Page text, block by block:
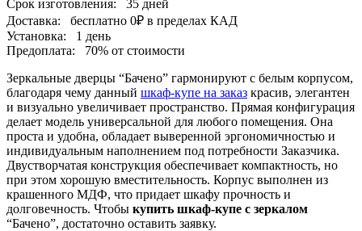
Срок изготовления:
35 дней
Доставка:
бесплатно 0₽ в пределах КАД
Установка:
1 день
Предоплата:
70% от стоимости
Зеркальные дверцы “Бачено” гармонируют с белым корпусом,
благодаря чему данный шкаф-купе на заказ красив, элегантен
и визуально увеличивает пространство. Прямая конфигурация
делает модель универсальной для любого помещения. Она
проста и удобна, обладает выверенной эргономичностью и
индивидуальным наполнением под потребности Заказчика.
Двустворчатая конструкция обеспечивает компактность, но
при этом хорошую вместительность. Корпус выполнен из
крашенного МДФ, что придает шкафу прочность и
долговечность. Чтобы купить шкаф-купе с зеркалом
“Бачено”, достаточно оставить заявку.